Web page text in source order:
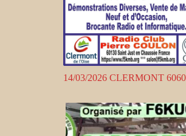
14/03/2026 CLERMONT